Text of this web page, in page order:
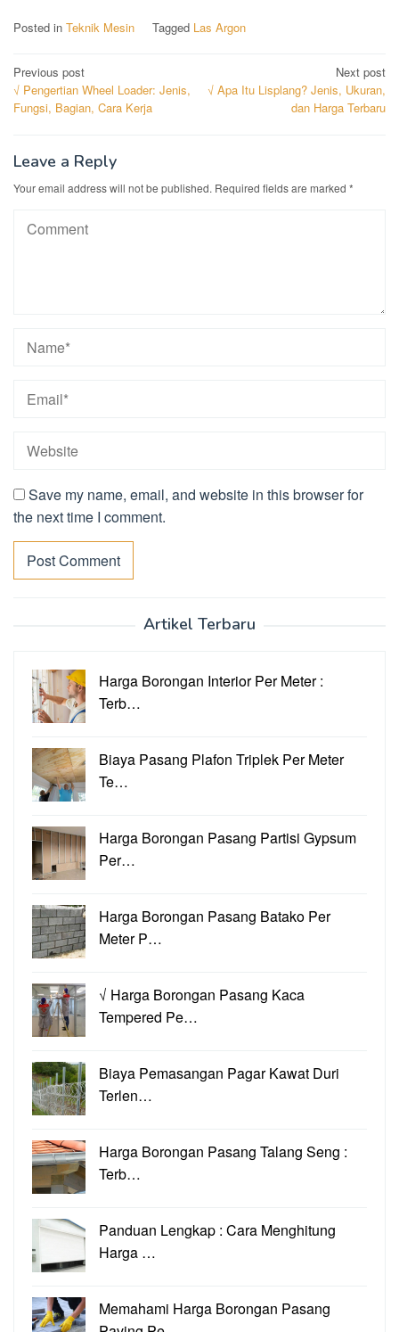
Posted in Teknik Mesin Tagged Las Argon
Post
navigation
Previous post
√ Pengertian Wheel Loader: Jenis,
Fungsi, Bagian, Cara Kerja
Next post
√ Apa Itu Lisplang? Jenis, Ukuran,
dan Harga Terbaru
Leave a Reply
Your email address will not be published. Required fields are marked *
Save my name, email, and website in this browser for
the next time I comment.
Artikel Terbaru
Harga Borongan Interior Per Meter :
Terb…
Biaya Pasang Plafon Triplek Per Meter
Te…
Harga Borongan Pasang Partisi Gypsum
Per…
Harga Borongan Pasang Batako Per
Meter P…
√ Harga Borongan Pasang Kaca
Tempered Pe…
Biaya Pemasangan Pagar Kawat Duri
Terlen…
Harga Borongan Pasang Talang Seng :
Terb…
Panduan Lengkap : Cara Menghitung
Harga …
Memahami Harga Borongan Pasang